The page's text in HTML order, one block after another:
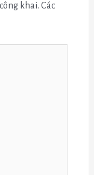
khai. Các